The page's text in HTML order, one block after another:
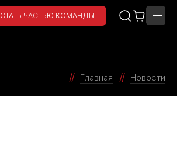
СТАТЬ ЧАСТЬЮ КОМАНДЫ
Главная Новости